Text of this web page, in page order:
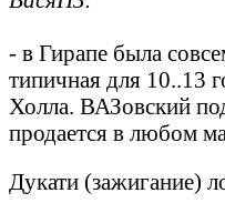
- в Гирапе была
типичная для 10..13
Холла. ВАЗовский
продается в любом
Дукати (зажигание)